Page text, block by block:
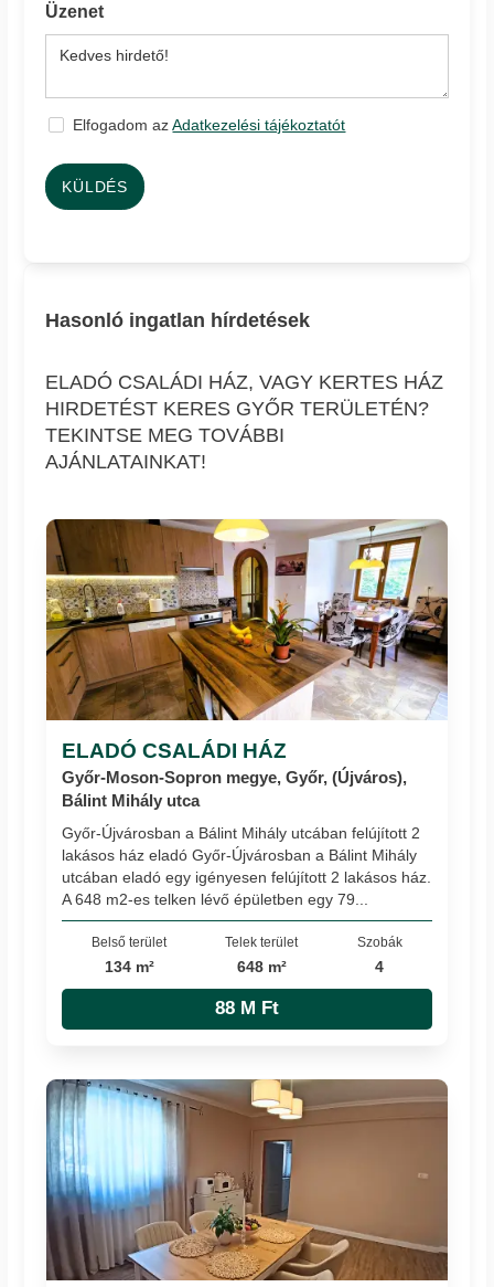
Üzenet
Elfogadom azAdatkezelési tájékoztatót
KÜLDÉS
Hasonló ingatlan hírdetések
ELADÓ CSALÁDI HÁZ, VAGY KERTES HÁZ
HIRDETÉST KERES GYŐR TERÜLETÉN?
TEKINTSE MEG TOVÁBBI
AJÁNLATAINKAT!
ELADÓ CSALÁDI HÁZ
Győr-Moson-Sopron megye, Győr, (Újváros),
Bálint Mihály utca
Győr-Újvárosban a Bálint Mihály utcában felújított 2
lakásos ház eladó Győr-Újvárosban a Bálint Mihály
utcában eladó egy igényesen felújított 2 lakásos ház.
A 648 m2-es telken lévő épületben egy 79...
Belső terület
134 m²
Telek terület
648 m²
Szobák
4
88 M Ft